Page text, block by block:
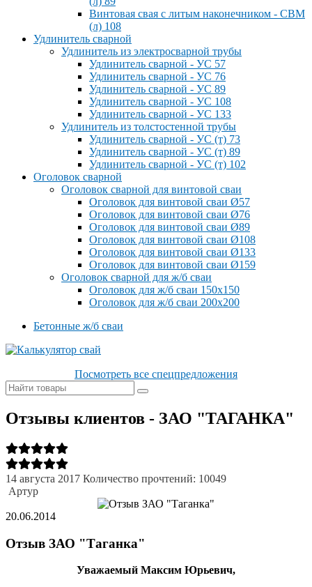
Винтовая свая с литым наконечником - СВМ
(л) 108
Удлинитель сварной
Удлинитель из электросварной трубы
Удлинитель сварной - УС 57
Удлинитель сварной - УС 76
Удлинитель сварной - УС 89
Удлинитель сварной - УС 108
Удлинитель сварной - УС 133
Удлинитель из толстостенной трубы
Удлинитель сварной - УС (т) 73
Удлинитель сварной - УС (т) 89
Удлинитель сварной - УС (т) 102
Оголовок сварной
Оголовок сварной для винтовой сваи
Оголовок для винтовой сваи Ø57
Оголовок для винтовой сваи Ø76
Оголовок для винтовой сваи Ø89
Оголовок для винтовой сваи Ø108
Оголовок для винтовой сваи Ø133
Оголовок для винтовой сваи Ø159
Оголовок сварной для ж/б сваи
Оголовок для ж/б сваи 150x150
Оголовок для ж/б сваи 200x200
Бетонные ж/б сваи
Посмотреть все спецпредложения
Отзывы клиентов - ЗАО "ТАГАНКА"
14 августа 2017 Количество прочтений: 10049
Артур
20.06.2014
Отзыв ЗАО "Таганка"
Уважаемый Максим Юрьевич,